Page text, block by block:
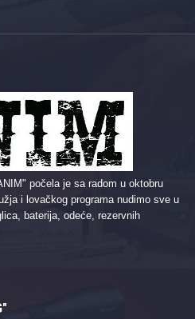
počela je sa radom u oktobru
i lovačkog programa nudimo sve u
baterija, odeće, rezervnih